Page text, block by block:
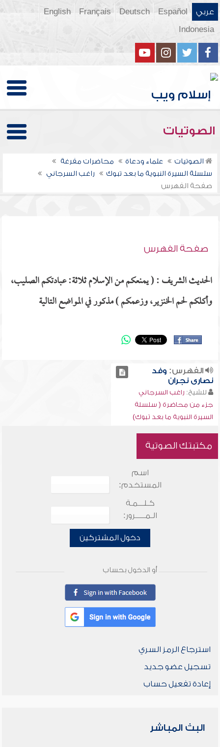
عربي Español
Deutsch
Français
English
Indonesia
الصوتيات
الصوتيات علماء ودعاة
محاضرات مفرغة
سلسلة السيرة النبوية ما بعد تبوك
راغب السرجاني
صفحة الفهرس
صفحة الفهرس
الحديث الشريف : ( يمنعكم من الإسلام ثلاثة: عبادتكم الصليب،
وأكلكم لحم الخنزير، وزعمكم ) مذكور في المواضع التالية
الفهرس: وفد
نصارى نجران
للشيخ: راغب السرجاني
جزء من محاضرة ( سلسلة
السيرة النبوية ما بعد تبوك)
مكتبتك الصوتية
اسم
المستخدم:
كـلـــمـة
الـمـــــرور:
دخول المشتركين
أو الدخول بحساب
استرجاع الرمز السري
تسجيل عضو جديد
إعادة تفعيل حساب
البث المباشر